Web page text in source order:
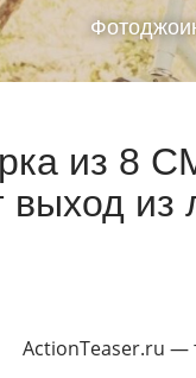
из 8
выход
ActionTeaser.ru —